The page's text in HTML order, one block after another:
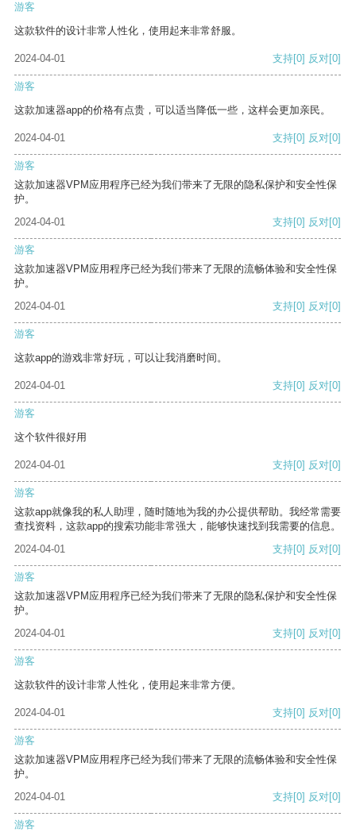
游客
这款软件的设计非常人性化，使用起来非常舒服。
2024-04-01 支持[0] 反对[0]
游客
这款加速器app的价格有点贵，可以适当降低一些，这样会更加亲民。
2024-04-01 支持[0] 反对[0]
游客
这款加速器VPM应用程序已经为我们带来了无限的隐私保护和安全性保
护。
2024-04-01
支持[0] 反对[0]
游客
这款加速器VPM应用程序已经为我们带来了无限的流畅体验和安全性保
护。
2024-04-01
支持[0] 反对[0]
游客
这款app的游戏非常好玩，可以让我消磨时间。
2024-04-01 支持[0] 反对[0]
游客
这个软件很好用
2024-04-01 支持[0] 反对[0]
游客
这款app就像我的私人助理，随时随地为我的办公提供帮助。我经常需要
查找资料，这款app的搜索功能非常强大，能够快速找到我需要的信息。
2024-04-01
支持[0] 反对[0]
游客
这款加速器VPM应用程序已经为我们带来了无限的隐私保护和安全性保
护。
2024-04-01
支持[0] 反对[0]
游客
这款软件的设计非常人性化，使用起来非常方便。
2024-04-01 支持[0] 反对[0]
游客
这款加速器VPM应用程序已经为我们带来了无限的流畅体验和安全性保
护。
2024-04-01
支持[0] 反对[0]
游客